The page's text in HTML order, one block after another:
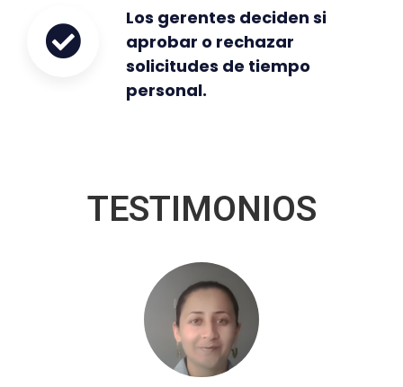
Los gerentes deciden si
aprobar o rechazar
solicitudes de tiempo
personal.
TESTIMONIOS